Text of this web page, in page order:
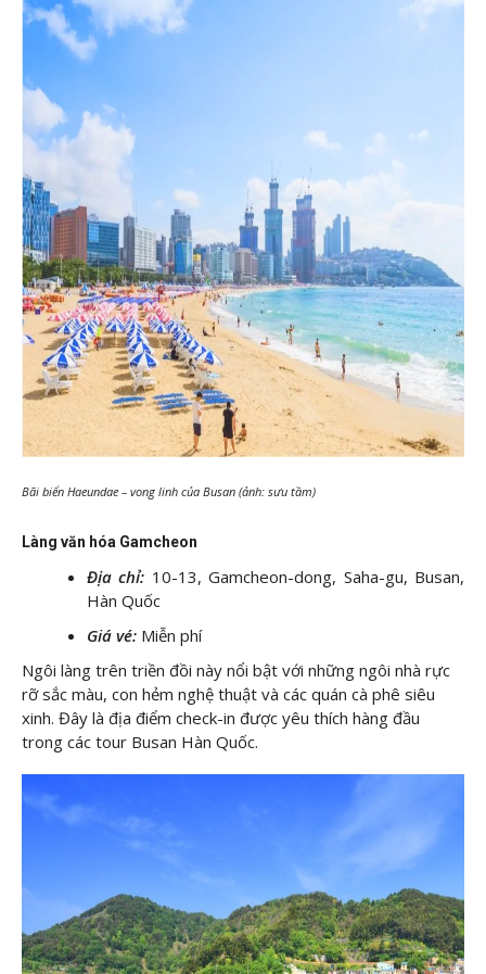
Bãi biển Haeundae – vong linh của Busan (ảnh: sưu tầm)
Làng văn hóa Gamcheon
Địa chỉ: 10-13, Gamcheon-dong, Saha-gu, Busan,
Hàn Quốc
Giá vé: Miễn phí
Ngôi làng trên triền đồi này nổi bật với những ngôi nhà rực
rỡ sắc màu, con hẻm nghệ thuật và các quán cà phê siêu
xinh. Đây là địa điểm check-in được yêu thích hàng đầu
trong các tour Busan Hàn Quốc.